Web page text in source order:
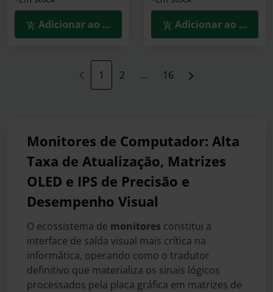
Adicionar ao Carrinho Adicionar ao
1 2 ... 16
Monitores de Computador: Alta
Taxa de Atualização, Matrizes
OLED e IPS de Precisão e
Desempenho Visual
O ecossistema de monitores constitui a
interface de saída visual mais crítica na
informática, operando como o tradutor
definitivo que materializa os sinais lógicos
processados pela placa gráfica em matrizes de